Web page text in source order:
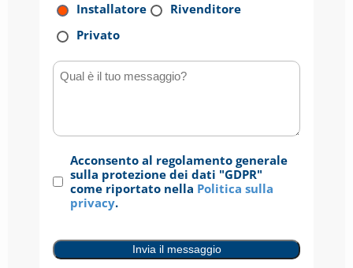
Installatore
Rivenditore
Privato
Qual è il tuo messaggio?
Consenso(Obbligatorio)
Acconsento al regolamento generale
sulla protezione dei dati "GDPR"
come riportato nella Politica sulla
privacy.
Invia il messaggio